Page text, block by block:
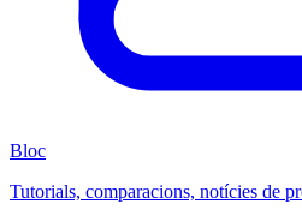
Bloc
Tutorials, comparacions, notícies de